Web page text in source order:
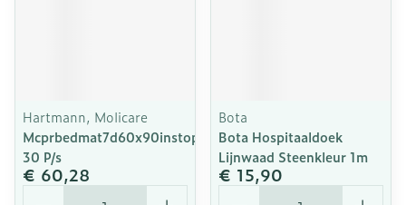
Hartmann, Molicare
Mcprbedmat7d60x90instopstrook
30 P/s
€ 60,28
Aantal
Bota
Bota Hospitaaldoek
Lijnwaad Steenkleur 1m
€ 15,90
Aantal